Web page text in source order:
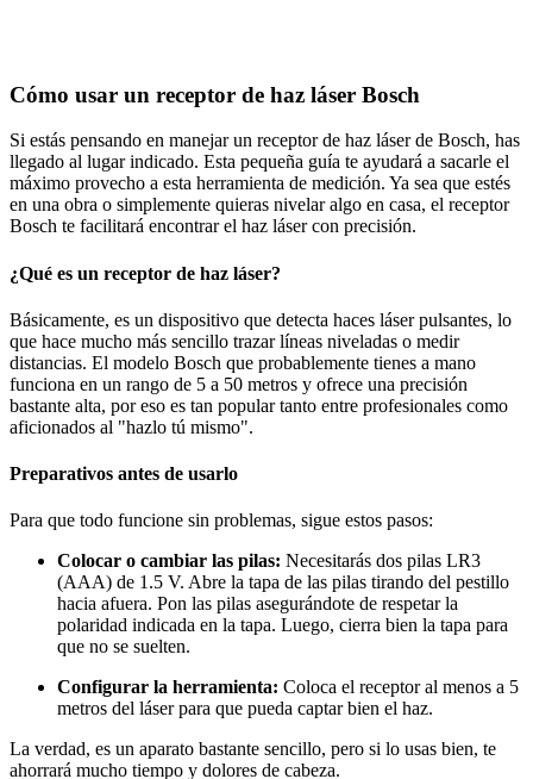
Cómo usar un receptor de haz láser Bosch
Si estás pensando en manejar un receptor de haz láser de Bosch, has
llegado al lugar indicado. Esta pequeña guía te ayudará a sacarle el
máximo provecho a esta herramienta de medición. Ya sea que estés
en una obra o simplemente quieras nivelar algo en casa, el receptor
Bosch te facilitará encontrar el haz láser con precisión.
¿Qué es un receptor de haz láser?
Básicamente, es un dispositivo que detecta haces láser pulsantes, lo
que hace mucho más sencillo trazar líneas niveladas o medir
distancias. El modelo Bosch que probablemente tienes a mano
funciona en un rango de 5 a 50 metros y ofrece una precisión
bastante alta, por eso es tan popular tanto entre profesionales como
aficionados al "hazlo tú mismo".
Preparativos antes de usarlo
Para que todo funcione sin problemas, sigue estos pasos:
Colocar o cambiar las pilas: Necesitarás dos pilas LR3
(AAA) de 1.5 V. Abre la tapa de las pilas tirando del pestillo
hacia afuera. Pon las pilas asegurándote de respetar la
polaridad indicada en la tapa. Luego, cierra bien la tapa para
que no se suelten.
Configurar la herramienta: Coloca el receptor al menos a 5
metros del láser para que pueda captar bien el haz.
La verdad, es un aparato bastante sencillo, pero si lo usas bien, te
ahorrará mucho tiempo y dolores de cabeza.